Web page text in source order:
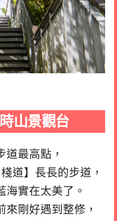
山景觀台
道最高點，
道】長長的步道，
海實在太美了。
來剛好遇到整修，